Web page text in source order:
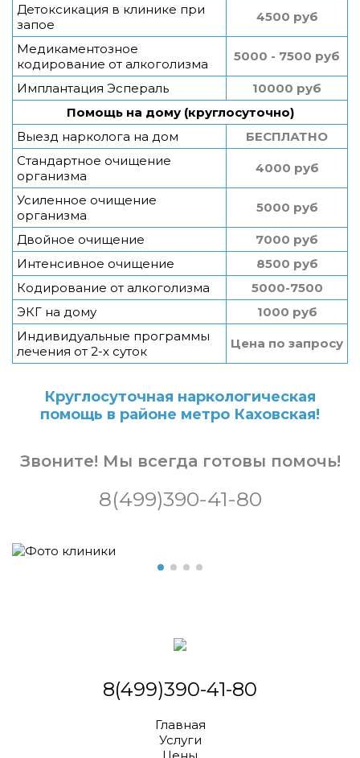
Детоксикация в клинике при
запое
4500 руб
Медикаментозное
кодирование от алкоголизма
5000 - 7500 руб
Имплантация Эспераль
10000 руб
Помощь на дому (круглосуточно)
Выезд нарколога на дом
БЕСПЛАТНО
Стандартное очищение
организма
4000 руб
Усиленное очищение
организма
5000 руб
Двойное очищение
7000 руб
Интенсивное очищение
8500 руб
Кодирование от алкоголизма
5000-7500
ЭКГ на дому
1000 руб
Индивидуальные программы
лечения от 2-х суток
Цена по запросу
Круглосуточная наркологическая
помощь в районе метро Каховская!
Звоните! Мы всегда готовы помочь!
8(499)390-41-80
8(499)390-41-80
Главная
Услуги